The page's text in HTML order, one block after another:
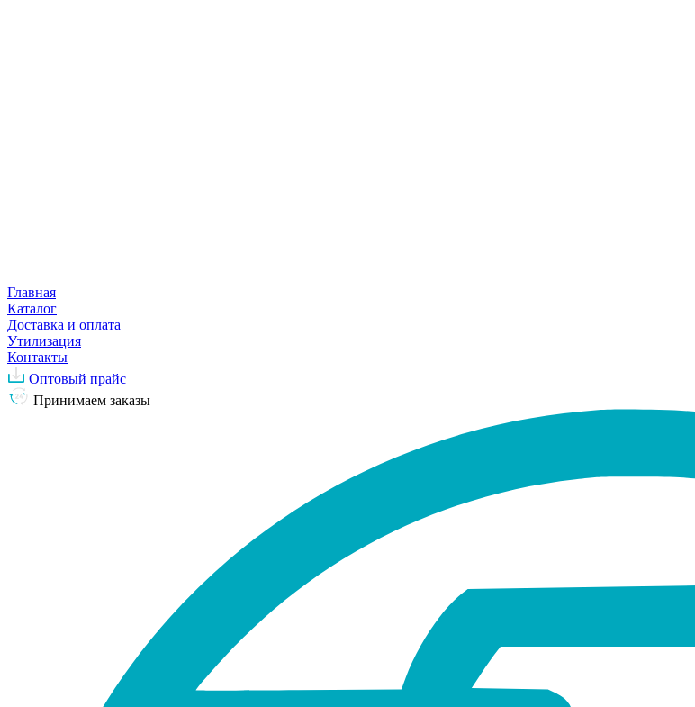
Главная
Каталог
Доставка и оплата
Утилизация
Контакты
Оптовый прайс
Принимаем заказы